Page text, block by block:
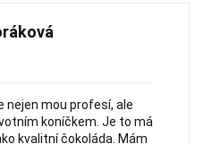
nejen mou profesí, ale
koníčkem. Je to má
kvalitní čokoláda. Mám